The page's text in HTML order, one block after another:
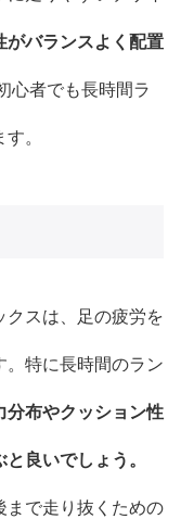
がバランスよく配置
心者でも長時間ラ
。
クスは、足の疲労を
。特に長時間のラン
分布やクッション性
良いでしょう。
まで走り抜くための